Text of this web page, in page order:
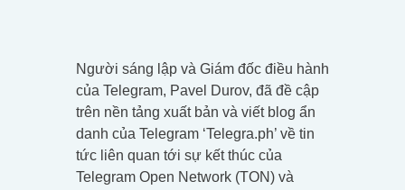
Người sáng lập và Giám đốc điều hành
của Telegram, Pavel Durov, đã đề cập
trên nền tảng xuất bản và viết blog ẩn
danh của Telegram ‘Telegra.ph’ về tin
tức liên quan tới sự kết thúc của
Telegram Open Network (TON) và